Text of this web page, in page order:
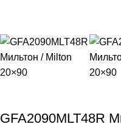
GFA2090MLT48R